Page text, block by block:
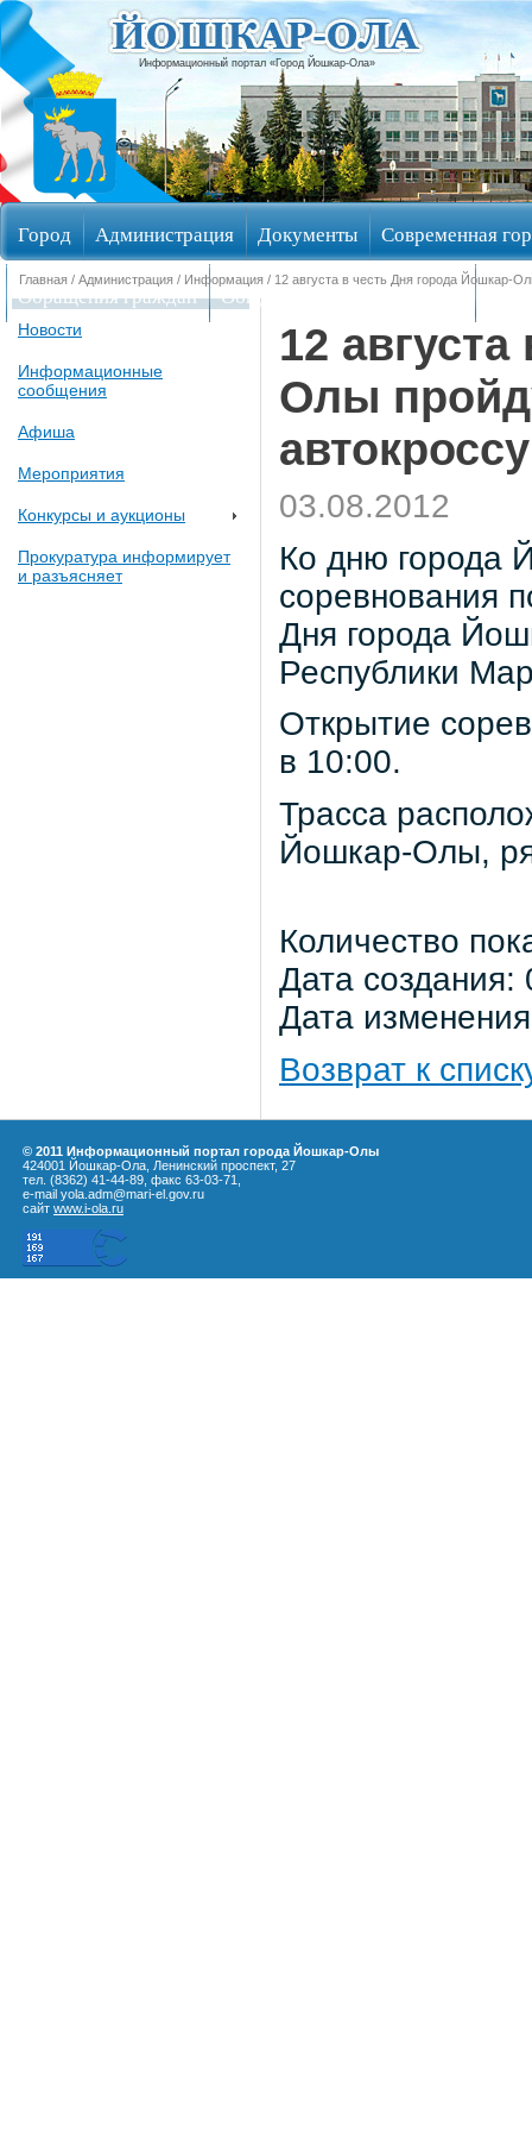
Информационный портал «Город Йошкар-Ола»
Город Администрация Документы Современная
Обращения граждан Общественные обсуждения
Главная / Администрация / Информация / 12 августа в честь Дня города Йошкар-
Новости
Информационные
сообщения
Афиша
Мероприятия
Конкурсы и аукционы
Прокуратура информирует
и разъясняет
12
Олы
автокроссу
03.08.2012
Ко дню города
соревнования
Дня города
Республики
Открытие
в 10:00.
Трасса
Йошкар-Олы,
Количество
Дата
Дата
Возврат к
© 2011 Информационный портал города Йошкар-Олы
424001 Йошкар-Ола, Ленинский проспект, 27
тел. (8362) 41-44-89, факс 63-03-71,
e-mail yola.adm@mari-el.gov.ru
сайт www.i-ola.ru